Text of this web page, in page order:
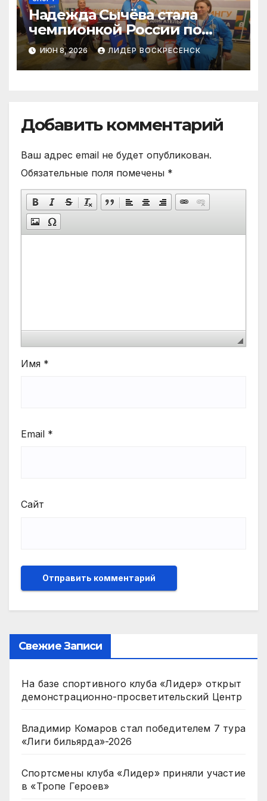
Надежда Сычёва стала
чемпионкой России по
пауэрлифтингу
ИЮН 8, 2026 ЛИДЕР ВОСКРЕСЕНСК
Добавить комментарий
Ваш адрес email не будет опубликован.
Обязательные поля помечены *
Имя *
Email *
Сайт
Свежие Записи
На базе спортивного клуба «Лидер» открыт
демонстрационно-просветительский Центр
Владимир Комаров стал победителем 7 тура
«Лиги бильярда»-2026
Спортсмены клуба «Лидер» приняли участие
в «Тропе Героев»